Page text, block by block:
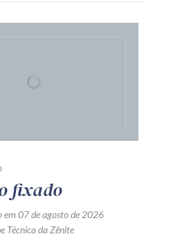
fixado
em 07 de agosto de 2026
Técnica da Zênite